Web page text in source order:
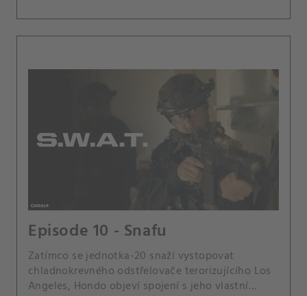
Episode 10 - Snafu
Zatímco se jednotka-20 snaží vystopovat
chladnokrevného odstřelovače terorizujícího Los
Angeles, Hondo objeví spojení s jeho vlastní